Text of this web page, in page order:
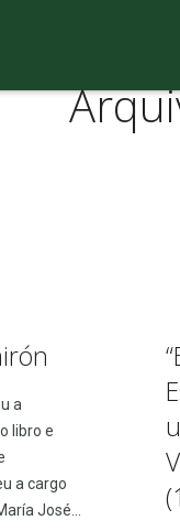
a
libro e
a cargo
José...